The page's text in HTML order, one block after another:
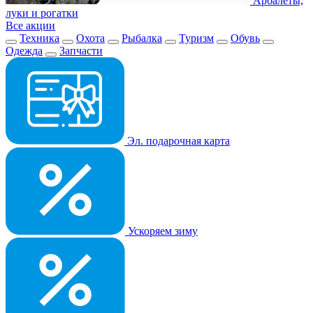
луки и рогатки
Все акции
Техника
Охота Рыбалка Туризм
Обувь
Одежда
Запчасти
Эл. подарочная карта
Ускоряем зиму